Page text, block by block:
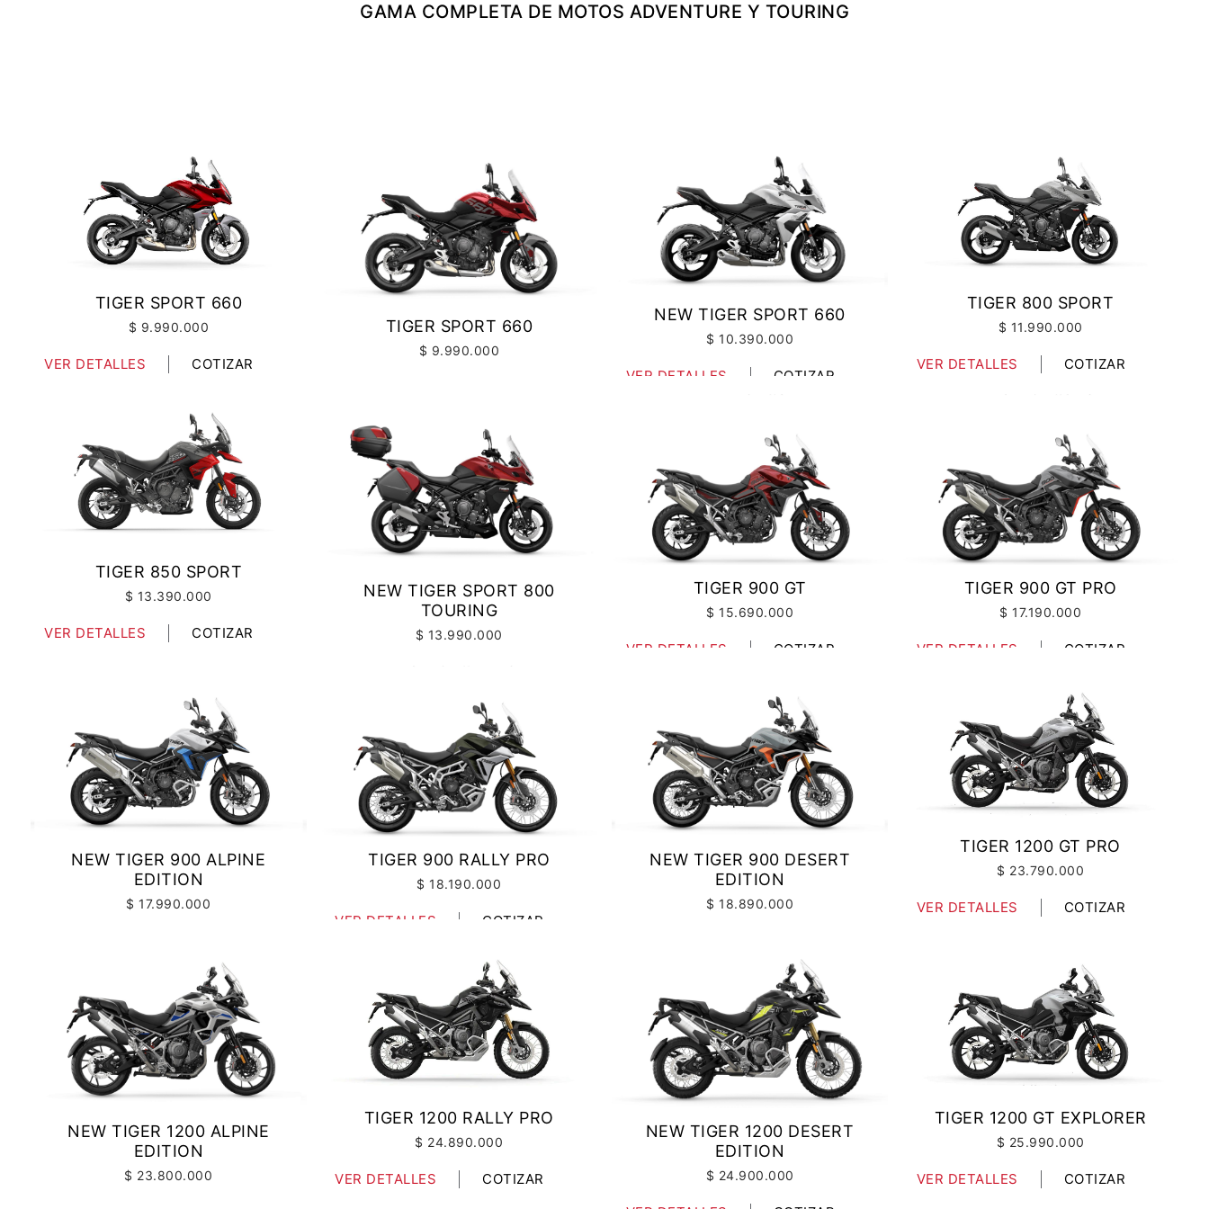
GAMA COMPLETA DE MOTOS ADVENTURE Y TOURING
TIGER SPORT 660
$ 9.990.000
VER DETALLES COTIZAR
TIGER SPORT 660
$ 9.990.000
NEW TIGER SPORT 660
$ 10.390.000
VER DETALLES COTIZAR
TIGER 800 SPORT
$ 11.990.000
VER DETALLES COTIZAR
TIGER 850 SPORT
$ 13.390.000
VER DETALLES COTIZAR
NEW TIGER SPORT 800
TOURING
$ 13.990.000
TIGER 900 GT
$ 15.690.000
VER DETALLES COTIZAR
TIGER 900 GT PRO
$ 17.190.000
VER DETALLES COTIZAR
NEW TIGER 900 ALPINE
EDITION
$ 17.990.000
TIGER 900 RALLY PRO
$ 18.190.000
VER DETALLES COTIZAR
NEW TIGER 900 DESERT
EDITION
$ 18.890.000
TIGER 1200 GT PRO
$ 23.790.000
VER DETALLES COTIZAR
NEW TIGER 1200 ALPINE
EDITION
$ 23.800.000
TIGER 1200 RALLY PRO
$ 24.890.000
VER DETALLES COTIZAR
NEW TIGER 1200 DESERT
EDITION
$ 24.900.000
TIGER 1200 GT EXPLORER
$ 25.990.000
VER DETALLES COTIZAR